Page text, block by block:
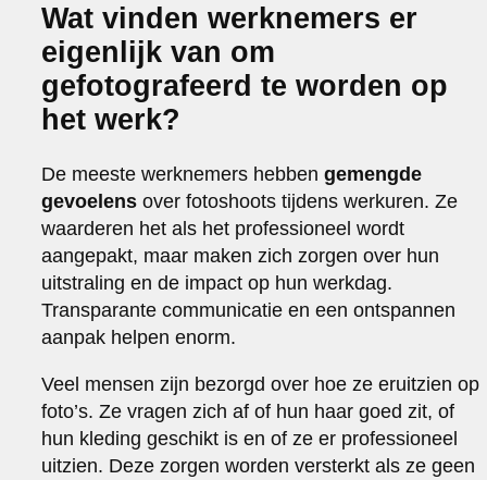
Wat vinden werknemers er
eigenlijk van om
gefotografeerd te worden op
het werk?
De meeste werknemers hebbengemengde
gevoelens over fotoshoots tijdens werkuren. Ze
waarderen het als het professioneel wordt
aangepakt, maar maken zich zorgen over hun
uitstraling en de impact op hun werkdag.
Transparante communicatie en een ontspannen
aanpak helpen enorm.
Veel mensen zijn bezorgd over hoe ze eruitzien op
foto’s. Ze vragen zich af of hun haar goed zit, of
hun kleding geschikt is en of ze er professioneel
uitzien. Deze zorgen worden versterkt als ze geen